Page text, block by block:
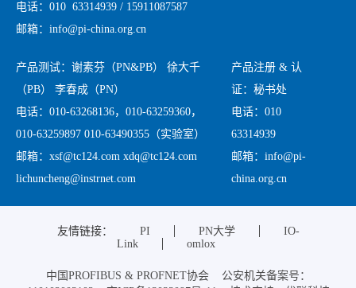
电话：010 63314939 / 15911087587
邮箱：info@pi-china.org.cn
产品测试：谢素芬（PN&PB） 徐大千
（PB） 李春成（PN）
电话：010-63268136，010-63259360，
010-63259897 010-63490355（实验室）
邮箱：xsf@tc124.com xdq@tc124.com
lichuncheng@instrnet.com
产品注册 & 认
证：秘书处
电话：010
63314939
邮箱：info@pi-
china.org.cn
友情链接： PI PN大学
IO-
Link
omlox
中国PROFIBUS & PROFNET协会 公安机关备案号：